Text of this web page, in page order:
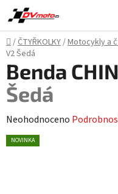
Přejít
na
obsah
Domů
/ČTYŘKOLKY/Motocykly a
V2Šedá
Benda
Šedá
Průměrné
hodnocení
Neohodnoceno
NOVINKA